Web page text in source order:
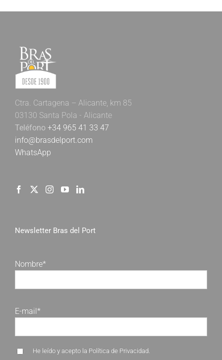
Ctra. Cartagena – Alicante, km 85
03130 Santa Pola - Alicante
Teléfono +34 965 41 33 47
info@brasdelport.com
WhatsApp
Newsletter Bras del Port
Nombre*
E-mail*
He leído y acepto la Política de Privacidad.